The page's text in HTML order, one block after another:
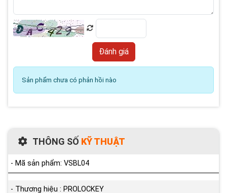
Sản phẩm chưa có phản hồi nào
THÔNG SỐ KỸ THUẬT
- Mã sản phẩm: VSBL04
- Thương hiệu : PROLOCKEY